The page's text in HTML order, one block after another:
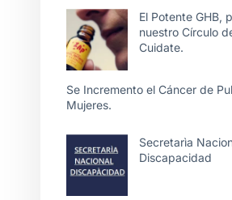
El Potente GHB,
nuestro Círculo
Cuidate.
Se Incremento el Cáncer de
Mujeres.
Secretarìa
Discapacidad